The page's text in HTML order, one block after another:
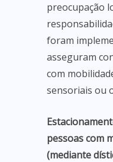
preocupação
foram
asseguram
com
sensoriais ou
pessoas com
(mediante